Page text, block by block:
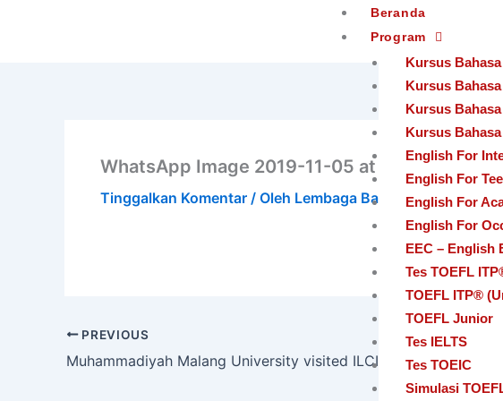
Beranda
Program
Kursus
Kursus
Kursus
Kursus
English For
English For
English For
English For
EEC – English
Tes TOEFL
TOEFL ITP®
TOEFL Junior
Tes IELTS
Tes TOEIC
Simulasi
WhatsApp Image 2019-11-05 at 18.34.18
Tinggalkan Komentar / Oleh Lembaga Bahasa/10/11/2019
PREVIOUS
Muhammadiyah Malang University visited ILCIC LBUSD